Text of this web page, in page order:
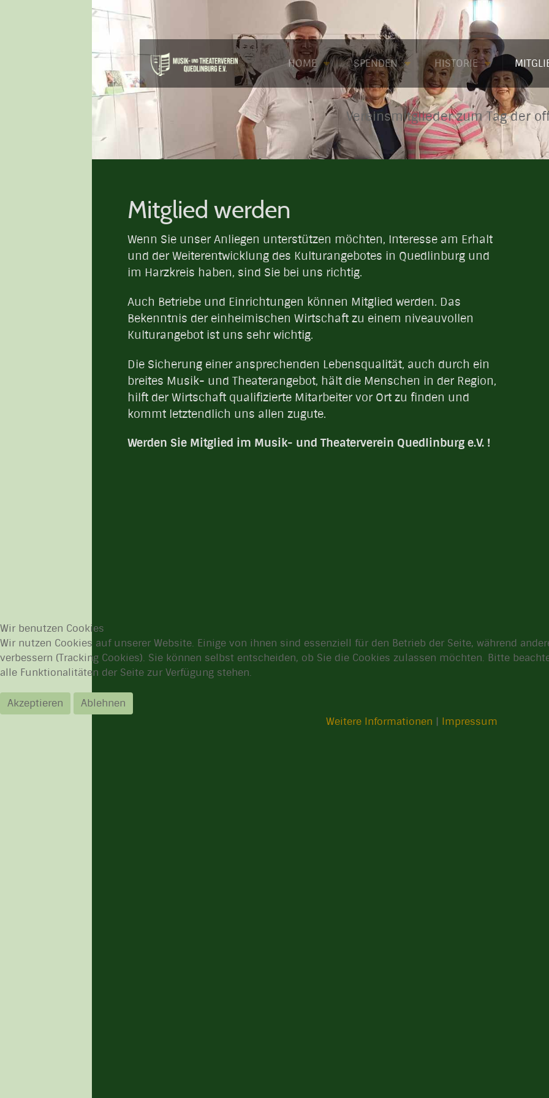
HOME SPENDEN HISTORIE
Vereinsmitglieder zum Tag der
Mitglied werden
Wenn Sie unser Anliegen unterstützen möchten, Interesse am Erhalt
und der Weiterentwicklung des Kulturangebotes in Quedlinburg und
im Harzkreis haben, sind Sie bei uns richtig.
Auch Betriebe und Einrichtungen können Mitglied werden. Das
Bekenntnis der einheimischen Wirtschaft zu einem niveauvollen
Kulturangebot ist uns sehr wichtig.
Die Sicherung einer ansprechenden Lebensqualität, auch durch ein
breites Musik- und Theaterangebot, hält die Menschen in der Region,
hilft der Wirtschaft qualifizierte Mitarbeiter vor Ort zu finden und
kommt letztendlich uns allen zugute.
Werden Sie Mitglied im Musik- und Theaterverein Quedlinburg e.V. !
Wir benutzen Cookies
Wir nutzen Cookies auf unserer Website. Einige von ihnen sind essenziell für den Betrieb der Seite, während
verbessern (Tracking Cookies). Sie können selbst entscheiden, ob Sie die Cookies zulassen möchten. Bitte
alle Funktionalitäten der Seite zur Verfügung stehen.
Akzeptieren
Ablehnen
Weitere Informationen | Impressum